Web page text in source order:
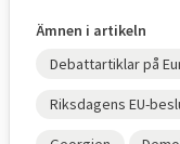
Ämnen i artikeln
Debattartiklar på
Riksdagens EU-